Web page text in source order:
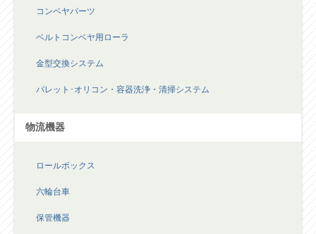
コンベヤパーツ
ベルトコンベヤ用ローラ
金型交換システム
パレット･オリコン・容器洗浄・清掃システム
物流機器
ロールボックス
六輪台車
保管機器